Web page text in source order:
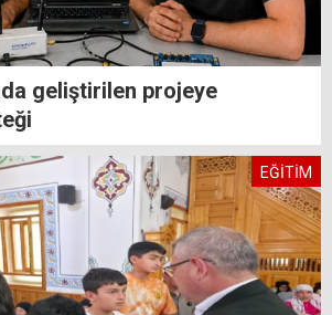
geliştirilen projeye
EĞİTİM